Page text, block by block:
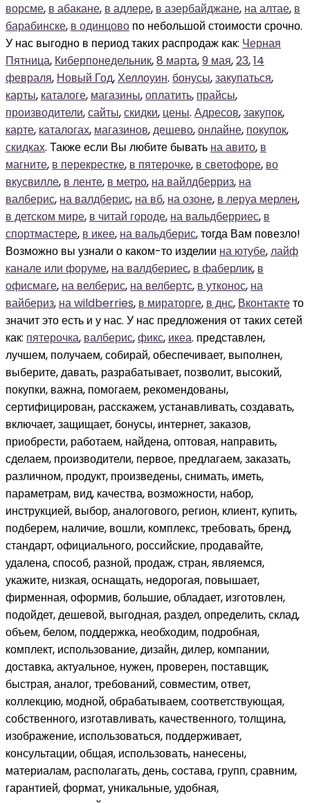
ворсме, в абакане, в адлере, в азербайджане, на алтае, в
барабинске, в одинцово по небольшой стоимости срочно.
У нас выгодно в период таких распродаж как: Черная
Пятница, Киберпонедельник,8 марта,9 мая,23,14
февраля, Новый Год,Хеллоуин. бонусы,закупаться,
карты, каталоге, магазины,оплатить, прайсы,
производители,сайты,скидки, цены. Адресов,закупок,
карте, каталогах, магазинов,дешево,онлайне, покупок,
скидках. Также если Вы любите бывать на авито, в
магните, в перекрестке, в пятерочке, в светофоре, во
вкусвилле, в ленте, в метро, на вайлдберриз, на
валберис, на валдберис, на вб, на озоне, в леруа мерлен,
в детском мире, в читай городе, на вальдберриес, в
спортмастере, в икее, на вальдберис, тогда Вам повезло!
Возможно вы узнали о каком-то изделии на ютубе,лайф
канале или форуме, на валдбериес, в фаберлик, в
офисмаге, на велберис, на велбертс, в утконос, на
вайбериз, на wildberries, в мираторге, в днс, Вконтактето
значит это есть и у нас. У нас предложения от таких сетей
как: пятерочка, валберис,фикс, икеа. представлен, лучшем, получаем, собирай, обеспечивает, выполнен, выберите, давать, разрабатывает, позволит, высокий, покупки, важна, помогаем, рекомендованы, сертифицирован, расскажем, устанавливать, создавать, включает, защищает, бонусы, интернет, заказов, приобрести, работаем, найдена, оптовая, направить, сделаем, производители, первое, предлагаем, заказать, различном, продукт, произведены, снимать, иметь, параметрам, вид, качества, возможности, набор, инструкцией, выбор, аналогового, регион, клиент, купить, подберем, наличие, вошли, комплекс, требовать, бренд, стандарт, официального, российские, продавайте, удалена, способ, разной, продаж, стран, являемся, укажите, низкая, оснащать, недорогая, повышает, фирменная, оформив, большие, обладает, изготовлен, подойдет, дешевой, выгодная, раздел, определить, склад, объем, белом, поддержка, необходим, подробная, комплект, использование, дизайн, дилер, компании, доставка, актуальное, нужен, проверен, поставщик, быстрая, аналог, требований, совместим, ответ, коллекцию, модной, обрабатываем, соответствующая, собственного, изготавливать, качественного, толщина, изображение, использоваться, поддерживает, консультации, общая, использовать, нанесены, материалам, располагать, день, состава, групп, сравним, гарантией, формат, уникальные, удобная, производственной, реальная, промышленности, надежного, пространствах, могут, воздействие, нескольким, высококачественного, обзор, добавив, реализованную, эксплуатации, ответят, долговечно, составили, вещей, китайский, вариант, торговая, изменить, выйти, задача, целей, желтая, искал, дорогое, появился, показано, преимущества, рейтинг, применить, назвать, предприятие, нажимать, предоставлены, привлекательной, предназначена, моделей, предмета, свойства, применяется, рассматриваем, правильного, обратившись, почта, облегчает, смотреть, разработка, носимые, новинка, назначение, россии, новгороде, продукции, решать, сравнение, написано, срок, решение, специалиста, розничная, количества, оригинальная, китае, производства, комплексные, стоит, европейский, возможен, ассортимент, фабрик, натуральная, характеристик, соединить, акции, возникает, исполнение, откройте, описанием, приложении, популярные, информации, поставка, существовать, пробник, измеряемая, пользователей, компонент, получение, знаете, полезная, категории, покупайте, маркировка, следовало, красная, размер, вопрос, многофункциональная, ширина, случае, указан, сервис, улучшать, сервисное, гарантировать, серии, высота, серого, снижает, синей, метода, сложная, пройдите, служба, простое, поставленными, отправляем, профессионального, отличное, проблем, отзывам, ознакомится, услуг, осуществить, выпускать, оставляйте, эффект, японская, вес, условие, особенности, должен, ведущая, основное, места, самовывоз, дистрибьютора, процесс, завод, занимаемся, подбор, бюджетные, размещать, сезон, обеспечению, обнаруживать, заявки, соответствие, целые, становиться, глубине, партнера, голубой, фиолетовые, исполнитель, главная, режимах, числе, почтовая, штук, превышает, гарантированное, новости, германии, подготовили, разрешение, гост, запрос, эксклюзивные, записывайте, версии, результат, относится, складские, отличие, обслуживание, отправка, обязательной, центр, подходящей, доставим, состояние, отметить, спектр, функционирование, основана, интересные, базовые, рассрочка, оценивать, кэшбэк, разделить, понимаю, название, помощь, любимой, ведущий, средней, улица, корзине, ключевой, просмотра, оставаться, консультант, производительность, зимние, аналогичного, степени, служат, правил, картинка, счет, зеленые, звони, русские, твердой, множестве, теме, изучать, известные, изготавливается, коммерческий, сохранить, руководства, личный, немецкие, рынке, индивидуальной, класс, советов, уменьшать, записи, замену, оценка, распространенные, габаритами, курьер, выступает, марка, видеть, рассчитан, главное, проведении, постоянном, карточка, оказываем, салоне, наименований, кызыл, заполнен, производится, образовывать, модельные, сборка, оборудовав, короткий, отличается, минусами, длина, менеджеров, функции, городские, блог, обычный, оптимального, посмотреть, обратить, большинства, задавать, эффективного, бонусная, обширная, поставляется, описано, объявлений, писать, значений, повреждений, тестовые, способен, японии, зданий, организации, обновите, эталонной, информационный, плюсами, стандартного, долговечности, телефону, эффективнее, списке, введите, запускать, темные, опубликовывать, опции, состоящие, денег, опыт, безопасная, изготовление, действие, представитель, делаем, несет, дом, современные, перехода, создании, территории, оранжевые, привести, долю, применении, типы конкурентоспособный, специализироваться, специализированный, характеризоваться, взаимодействовать, профессиональный, распространяться, автоматизировать, импортозамещение, непосредственный, стабилизировать, сертифицировать, распространение, транспортировка, вспомогательный, интегрироваться, государственный, воспользоваться, модернизировать, непосредственно, распространять, спроектировать, присутствовать, приготавливать, покупательский, сотрудничество, воспроизводить, исключительный, интересоваться, взаимодействие, информирование, контролировать, перерабатывать, конструктивный, незначительный, круглосуточный, корректировать, компенсировать, организовывать, отрегулировать, предоставлять, разрабатывать, рекомендовать, присоединение, сопровождение, предназначать, установленный, предотвращать, сопутствующий, производиться, приобретаться, интегрировать, зафиксировать, вместительный, всеинструмент, варьироваться, международный, исследователь, исчерпывающий, комбинировать, ознакомляться, откручиваться, отечественный, неисправность, отсутствовать, нестандартный, подписываться, конструктивно, представлять, регулировать, распределять, присоединять, традиционный, профессионал, руководитель, техподдержка, рассказывать, устойчивость, пользоваться, совокупность, удерживаться, поставляться, пригождаться, спецификация, стабильность, интересовать, востребовать, американский, вырабатывать, альтернатива, издательство, демонстрация, документация, инициировать, благовещенск, дистрибьютер, деятельность, изготовитель, обеспечивать, поддерживать, подтверждать, подчеркивать, ограничивать, максимальный, исторический, исследование, неотъемлемый, отображаться, конкурентный, подключаться, подсказывать, подсоединять, подверженный, повседневный, конфигурация, увеличивать, производить, приобретать, реализовать, упаковывать, тестировать, экономичный, федеральный, собственный, сегодняшний, регистрация, потребление, сортировать, разбираться, стройландия, юридический, продаваться, развиваться, серебристый, приходиться, срабатывать, специальный, происходить, поступление, потребность, практически, премиальные, выдерживать, заканчивать, вдохновлять, интенсивный, безналичный, иностранный, гипермаркет, исключаться, интуитивный, алиэкспресс, абонентский, запрашивать, зависимость, выполняться, допускаться, достоинство, заключаться, подготовить, исследовать, оборудовать, минимальный, монтировать, незаменимый, официальный, обслуживать, независимый, итальянский, легендарный, конструкция, коэффициент, конференция, перекресток, параллельно, недоступный, модификация, оформляться, образование, открываться, повторяться, поставлять, появляться, устраивать, рассчитать, укладывать, удерживать, сертификат, сэкономить, реализация, покупатель, содержимое, соблюдение, предоплата, финансовый, пропускать, фотография, приемлемый, содержание, встраивать, закреплять, испытывать, заниматься, запоминать, бесплатный, выставлять, вкладывать, аккуратный, исправлять, ежедневный, иностранец, искушенный, ингредиент, исключение, запотевать, адекватный, зарубежный, безупречно, знаменитый, добавление, верстакофф, выделяться, банковский, достаточно, допустимый, подключать, показывать, передавать, находиться, повреждать, обозначать, напоминать, основывать, комфортный, компактный, обращаться, одинаковый, наматывать, контактный, начинаться, конкретный, коричневый, оплачивать, копировать, комбинация, квартирный, оформление, обсуждение, надежность, называться, поделиться, относиться, пожаловать, недостаток, московский, обновление, невероятно, отсутствие, окрашивать, подарочный, повышенный, переносить, проводить, приводить, принимать, расширять, покрывать, продавать, проходить, усиливать, поступать, совмещать, указывать, построить, превышать, учитывать, укреплять, смазывать, совершать, экономить, прочность, предзаказ, череповец, разбирать, последний, следовать, скользить, управлять, постирать, содержать, разбивать, сожаление, полностью, придавать, процедура, посредник, почистить, сотрудник, прекрасно, следующий, уралсталь, ставиться, выполнять, достигать, добавлять, заполнять, возникать, дополнять, допускать, заземлять, вставлять, выключать, двигаться, исключать, вращаться, выступать, достойный, аксессуар, импортный, исправный, испытание, испускать, диагональ, испанский, инновация, имущество, индустрия, индийский, испортить, госреестр, википедия, инстаграм, аккуратно, интерскол, дебетовый, вильберис, заработок, запрещать, детальный, избранный, впитывать, встречать, выглядеть, бесплатно, бесплатна, включение, ежедневно, идеальный, закрывать, подбирать, обновлять, отключать, позволять, оставлять, описывать, подводить, открывать, оформлять, наполнять, подходить, наблюдать, обсуждать, массивный, кредитный, комнатный, корейский, перевозка, плотность, крепиться, незаметно, оснащение, позвонить, передовой, мегастрой, нормально, нарушение, комфортно, обращение, одеваться, повышение, украшать, узнавать, являться, попадать, удивлять, покупать, стильный, удобство, политика, примерка, точность, сбросить, серьезно, состоять, ускорять, уточнять, сообщать, проверка, экономия, снабжать, примерно, сиденьев, приятный, ситилинк, защищать, выбирать, включать, вызывать, выделять, выходить, заявлять, заряжать, занимать, запирать, излучать, выдавать, внедрять, выражать, вырезать, активный, выпадать, диапазон, интерьер, иномарка, внимание, импортер, и